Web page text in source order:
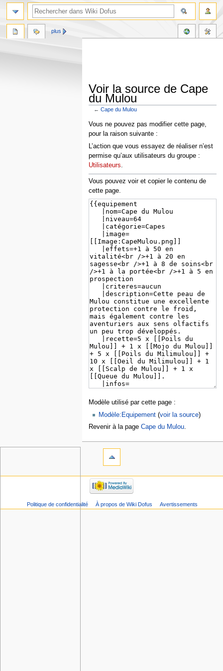
Voir la source de Cape
du Mulou
←Cape du Mulou
Aller
à
la
navigation
Aller
à
la
recherche
Vous ne pouvez pas modifier cette page,
pour la raison suivante :
L’action que vous essayez de réaliser n’est
permise qu’aux utilisateurs du groupe :
Utilisateurs.
Vous pouvez voir et copier le contenu de
cette page.
Modèle utilisé par cette page :
Modèle:Equipement (voir la source)
Revenir à la page Cape du Mulou.
plus
Politique de confidentialité À propos de Wiki Dofus Avertissements